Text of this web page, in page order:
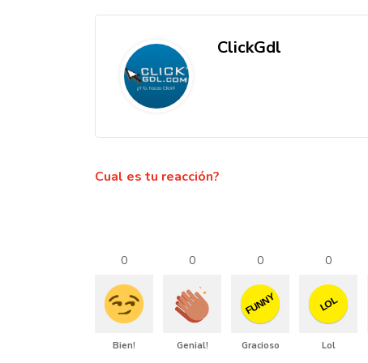
ClickGdl
Cual es tu reacción?
0
Bien!
0
Genial!
0
FUNNY
Gracioso
0
LOL
Lol